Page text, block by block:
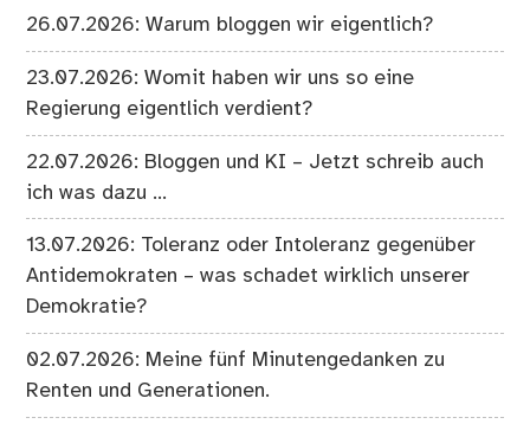
26.07.2026: Warum bloggen wir eigentlich?
23.07.2026: Womit haben wir uns so eine
Regierung eigentlich verdient?
22.07.2026: Bloggen und KI – Jetzt schreib auch
ich was dazu …
13.07.2026: Toleranz oder Intoleranz gegenüber
Antidemokraten – was schadet wirklich unserer
Demokratie?
02.07.2026: Meine fünf Minutengedanken zu
Renten und Generationen.